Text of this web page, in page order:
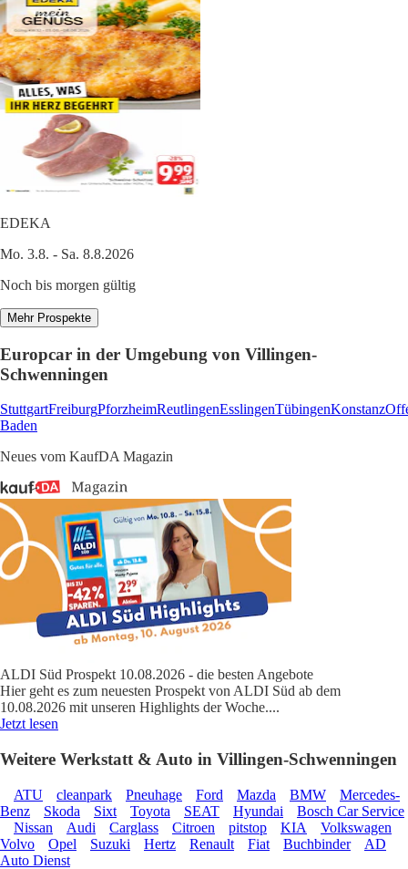
EDEKA
Mo. 3.8. - Sa. 8.8.2026
Noch bis morgen gültig
Mehr Prospekte
Europcar in der Umgebung von Villingen-
Schwenningen
StuttgartFreiburgPforzheimReutlingenEsslingenTübingenKonstanz
Baden
Neues vom KaufDA Magazin
ALDI Süd Prospekt 10.08.2026 - die besten Angebote
Hier geht es zum neuesten Prospekt von ALDI Süd ab dem
10.08.2026 mit unseren Highlights der Woche....
Jetzt lesen
Weitere Werkstatt & Auto in Villingen-Schwenningen
ATU cleanpark Pneuhage Ford Mazda BMW
Mercedes-
Benz
Skoda Sixt Toyota SEAT Hyundai
Bosch Car Service
Nissan
Audi Carglass Citroen pitstop KIA
Volkswagen
Volvo
Opel Suzuki Hertz Renault Fiat Buchbinder
AD
Auto Dienst